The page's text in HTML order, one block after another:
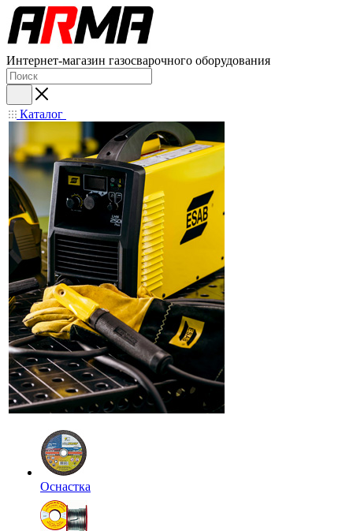
Интернет-магазин газосварочного оборудования
Каталог
Оснастка